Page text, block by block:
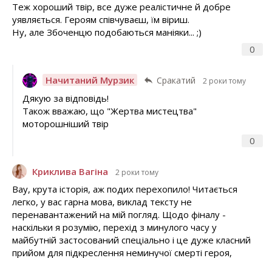
0
Теж хороший твір, все дуже реалістичне й добре
уявляється. Героям співчуваєш, їм віриш.
Ну, але Збоченцю подобаються маніяки... ;)
Начитаний Мурзик Сракатий 2 роки тому
0
Дякую за відповідь!
Також вважаю, що "Жертва мистецтва"
моторошніший твір
Криклива Вагіна 2 роки тому
Вау, крута історія, аж подих перехопило! Читається
легко, у вас гарна мова, виклад тексту не
перенавантажений на мій погляд. Щодо фіналу -
наскільки я розумію, перехід з минулого часу у
майбутній застосований спеціально і це дуже класний
прийом для підкреслення неминучої смерті героя,